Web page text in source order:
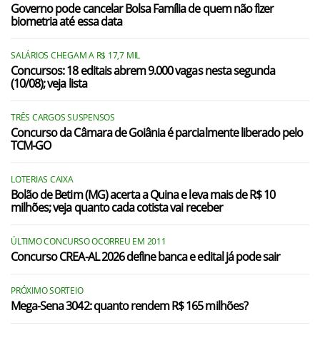
Governo pode cancelar Bolsa Família de quem não fizer
biometria até essa data
SALÁRIOS CHEGAM A R$ 17,7 MIL
Concursos: 18 editais abrem 9.000 vagas nesta segunda
(10/08); veja lista
TRÊS CARGOS SUSPENSOS
Concurso da Câmara de Goiânia é parcialmente liberado pelo
TCM-GO
LOTERIAS CAIXA
Bolão de Betim (MG) acerta a Quina e leva mais de R$ 10
milhões; veja quanto cada cotista vai receber
ÚLTIMO CONCURSO OCORREU EM 2011
Concurso CREA-AL 2026 define banca e edital já pode sair
PRÓXIMO SORTEIO
Mega-Sena 3042: quanto rendem R$ 165 milhões?